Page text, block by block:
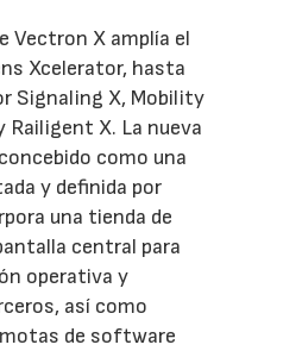
Vectron X amplía el
Xcelerator, hasta
Signaling X, Mobility
X. La nueva
como una
y definida por
una tienda de
central para
operativa y
así como
de software